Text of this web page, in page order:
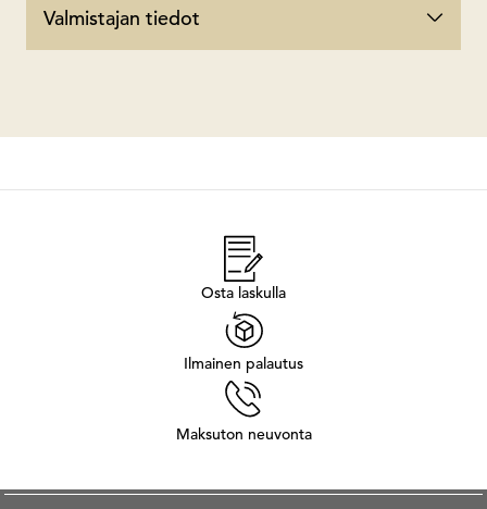
Valmistajan tiedot
Osta laskulla
Ilmainen palautus
Maksuton neuvonta